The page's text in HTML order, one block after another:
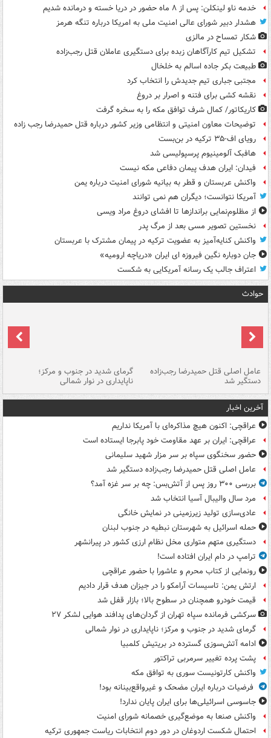
خدمه ناو لینکلن: پس از ۸ ماه حضور در دریا خسته و درمانده‌ شدیم
هشدار دبیر شورای عالی امنیت ملی به امریکا درباره تنگه هرمز
شکار تمساح در مالزی
تشکیل تیم کارآگاهان زبده برای دستگیری عاملان قتل رجب‌زاده
طبیعت بکر جاده اسالم به خلخال
مجتبی جباری تیم جدیدش را انتخاب کرد
نقشه کشی برای فتنه و اصرار بر دروغ
کاریکاتور/ کمال شرف توافق مکه را به سخره گرفت
توضیحات معاون امنیتی و انتظامی وزیر کشور درباره قتل حمیدرضا رجب زاده
رویای اف-۳۵ ترکیه در بن‌بست
هافبک آلومینیوم پرسپولیسی شد
فیدان: ایران هدف پیمان دفاعی مکه نیست
واکنش عربستان و قطر به بیانیه شورای امنیت درباره یمن
آمریکا نتوانست؛ دیگران هم نمی توانند
از مظلوم‌نمایی براندازها تا افشای دروغ مراد ویسی
نخستین تصویر مسی بعد از مرگ پدر
واکنش کنایه‌آمیز به عضویت ترکیه در پیمان مشترک با عربستان
جان دوباره نگین فیروزه ای ایران «دریاچه ارومیه»
اعتراف جالب یک رسانه آمریکایی به شکست
حوادث
عامل اصلی قتل حمیدرضا رجب‌زاده
دستگیر شد
گرمای شدید در جنوب و مرکز؛
ناپایداری در نوار شمالی
آخرین اخبار
عراقچی: اکنون هیچ مذاکره‌ای با آمریکا نداریم
عراقچی: ایران بر عهد مقاومت خود پابرجا ایستاده است
حضور سخنگوی سپاه بر سر مزار شهید سلیمانی
عامل اصلی قتل حمیدرضا رجب‌زاده دستگیر شد
بررسی ۳۰۰ روز پس از آتش‌بس: چه بر سر غزه آمد؟
مرد سال والیبال آسیا انتخاب شد
عادی‌سازی تولید زیرزمینی در نمایش خانگی
حمله اسرائیل به شهرستان نبطیه در جنوب لبنان
دستگیری متهم متواری مخل نظام ارزی کشور در پیرانشهر
ترامپ در دام ایران افتاده است!
رونمایی از کتاب محرم و عاشورا با حضور عراقچی
ارتش یمن: تاسیسات آرامکو را در جیزان هدف قرار دادیم
قیمت خودرو همچنان در سطوح بالا؛ بازار قفل شد
سرکشی فرمانده سپاه تهران از گردان‌های پدافند هوایی لشکر ۲۷
گرمای شدید در جنوب و مرکز؛ ناپایداری در نوار شمالی
ادامه آتش‌سوزی گسترده در بریتیش کلمبیا
پشت پرده تغییر سرمربی تراکتور
واکنش کارتونیست سوری به توافق مکه
فرضیات درباره ایران مضحک و غیرواقع‌بینانه بود!
جاسوسی اسرائیلی‌ها برای ایران پایان ندارد!
واکنش صنعا به موضع‌گیری خصمانه شورای امنیت
احتمال شکست اردوغان در دور دوم انتخابات ریاست جمهوری ترکیه